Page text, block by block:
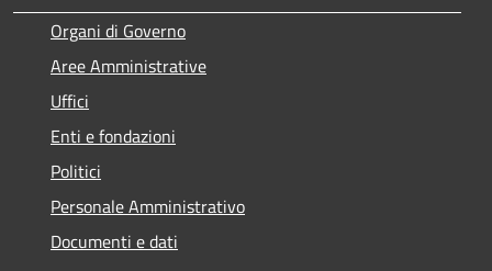
Organi di Governo
Aree Amministrative
Uffici
Enti e fondazioni
Politici
Personale Amministrativo
Documenti e dati